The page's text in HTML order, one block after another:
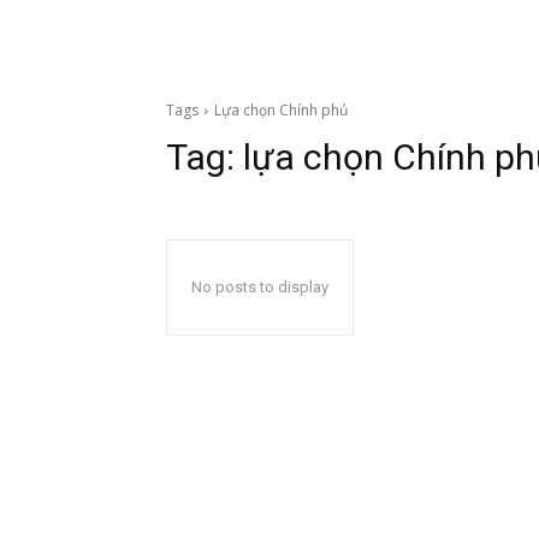
Tags Lựa chọn Chính phủ
Tag: lựa chọn Chính
No posts to display